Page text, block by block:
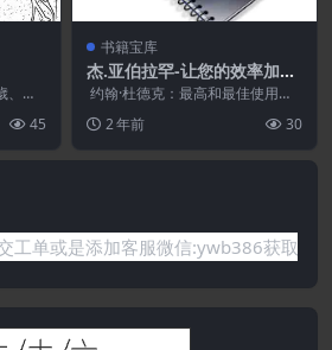
、甚
45
书籍宝库
杰.亚伯拉罕-让您的效率加倍,
减少您的努力
约翰·杜德克：最高和最佳使用理
深入全面的采访，他...
2 年前 30
是添加客服微信:ywb386获取帮助！